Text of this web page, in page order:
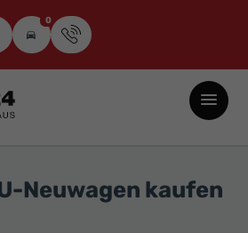
0
Neuwagen kaufen